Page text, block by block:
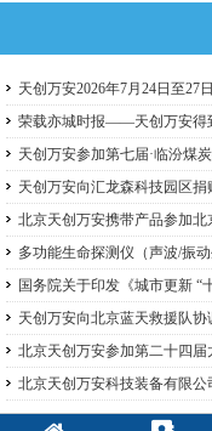
天创万安2026年7月24日至
荣载亦城时报——天创万安得
天创万安参加第七届·临汾煤
览会
天创万安向汇龙森科技园区捐
北京天创万安携带产品参加
多功能生命探测仪（声波/振动
国务院关于印发《城市更新 “
天创万安向北京蓝天救援队
北京天创万安参加第二十四
北京天创万安科技装备有限
绿色开采论坛暨技术交流活动